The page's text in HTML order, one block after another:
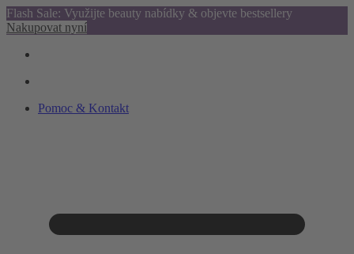
Flash Sale: Využijte beauty nabídky & objevte bestsellery
Nakupovat nyní
Pomoc & Kontakt